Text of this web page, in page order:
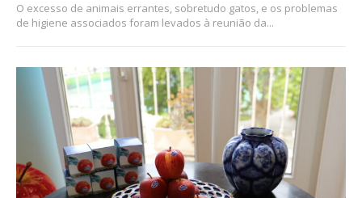
O excesso de animais errantes, sobretudo gatos, e os problemas
de higiene associados foram levados à reunião da...